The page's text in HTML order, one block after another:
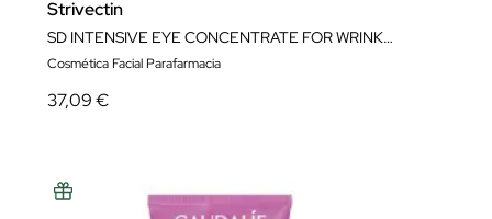
Strivectin
SD INTENSIVE EYE CONCENTRATE FOR WRINKLES 30ML
Cosmética Facial Parafarmacia
37,09 €